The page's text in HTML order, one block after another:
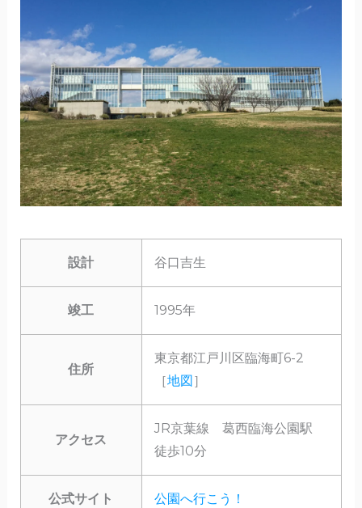
設計 谷口吉生
竣工 1995年
住所
東京都江戸川区臨海町6-2
［地図］
アクセス
JR京葉線 葛西臨海公園駅
徒歩10分
公式サイト 公園へ行こう！